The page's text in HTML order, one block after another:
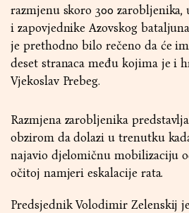
razmjenu skoro 300
i zapovjednike Azovskog
je prethodno bilo rečeno da će
deset stranaca među kojima je i
Vjekoslav Prebeg.
Razmjena zarobljenika
obzirom da dolazi u trenutku
najavio djelomičnu mobilizaciju
očitoj namjeri eskalacije rata.
Predsjednik Volodimir Zelenskij